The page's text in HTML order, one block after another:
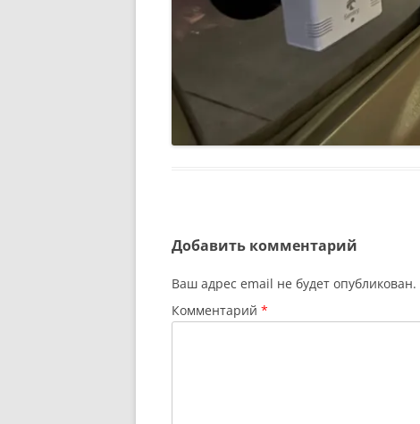
Добавить комментарий
Ваш адрес email не будет опубликован.
Комментарий *